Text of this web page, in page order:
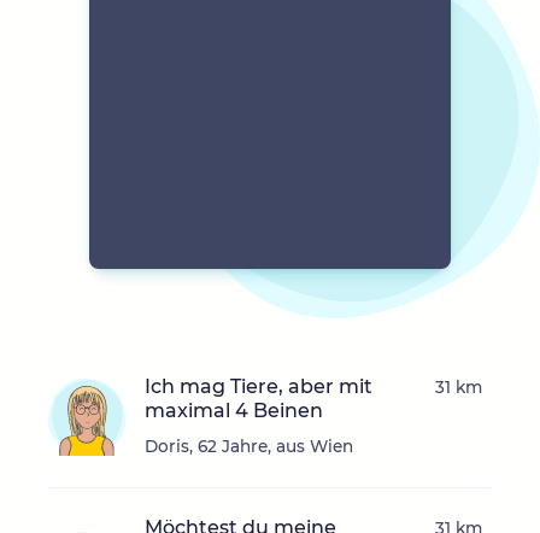
Ich mag Tiere, aber mit
maximal 4 Beinen
Doris, 62 Jahre, aus Wien
31 km
Möchtest du meine 31 km